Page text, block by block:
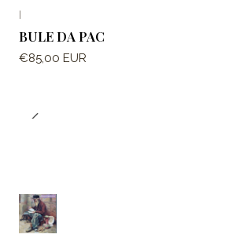
BULE DA PAC
€85,00 EUR